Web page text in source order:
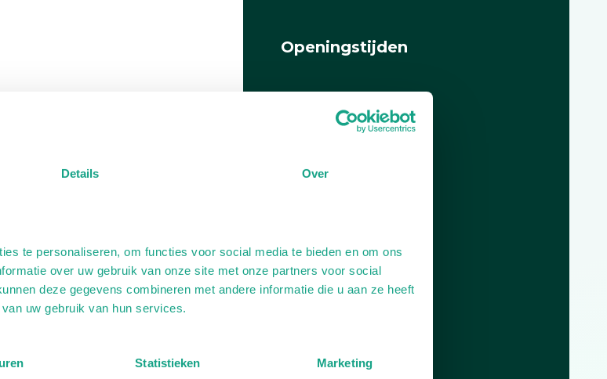
Details Over
te personaliseren, om functies voor social media te bieden en om ons
over uw gebruik van onze site met onze partners voor social
deze gegevens combineren met andere informatie die u aan ze heeft
uw gebruik van hun services.
Statistieken Marketing
Openingstijden
Plan je route